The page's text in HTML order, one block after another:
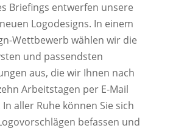
Briefings entwerfen unsere
Logodesigns. In einem
Wettbewerb wählen wir die
und passendsten
aus, die wir Ihnen nach
Arbeitstagen per E-Mail
aller Ruhe können Sie sich
befassen und